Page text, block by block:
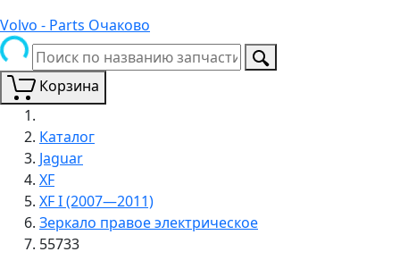
Volvo - Parts Очаково
Корзина
Каталог
Jaguar
XF
XF I (2007—2011)
Зеркало правое электрическое
55733